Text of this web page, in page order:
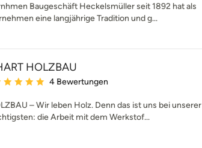
Baugeschäft Heckelsmüller seit 1892 hat als
eine langjährige Tradition und g...
HOLZBAU
Bewertung: 5 von 5 Sternen
4 Bewertungen
– Wir leben Holz. Denn das ist uns bei unserer
die Arbeit mit dem Werkstof...